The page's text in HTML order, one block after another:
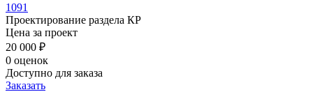
1091
Проектирование раздела КР
Цена за проект
20 000 ₽
0 оценок
Доступно для заказа
Заказать